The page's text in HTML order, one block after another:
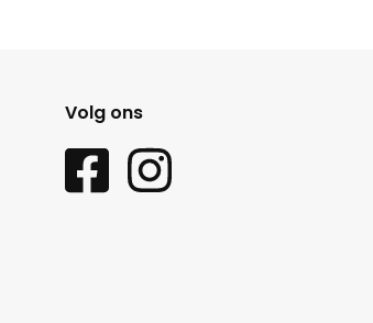
Volg ons